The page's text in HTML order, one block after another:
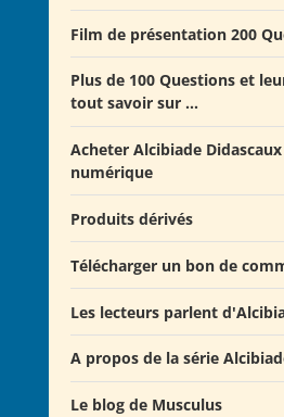
Offre Spéciale Latinistes
Offre Spéciale “De la fin de
la fondation de l’Empire”
Offre Collection complète
Film de présentation 200
Plus de 100 Questions et
tout savoir sur ...
Acheter Alcibiade
numérique
Produits dérivés
Télécharger un bon de
Les lecteurs parlent
Les lecteurs en parlent -
Flipbook Exposé Alcibiade
A propos de la série
Le blog de Musculus